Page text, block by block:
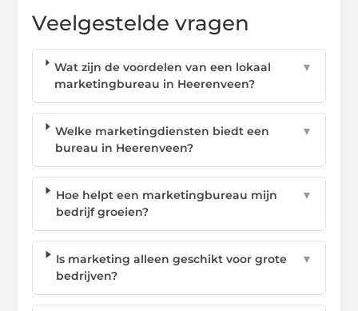
Veelgestelde vragen
Wat zijn de voordelen van een lokaal
marketingbureau in Heerenveen?
▼
Welke marketingdiensten biedt een
bureau in Heerenveen?
▼
Hoe helpt een marketingbureau mijn
bedrijf groeien?
▼
Is marketing alleen geschikt voor grote
bedrijven?
▼